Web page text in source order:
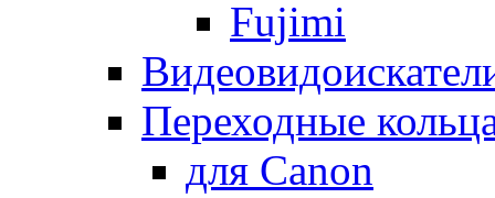
Fujimi
Переходные
для Canon